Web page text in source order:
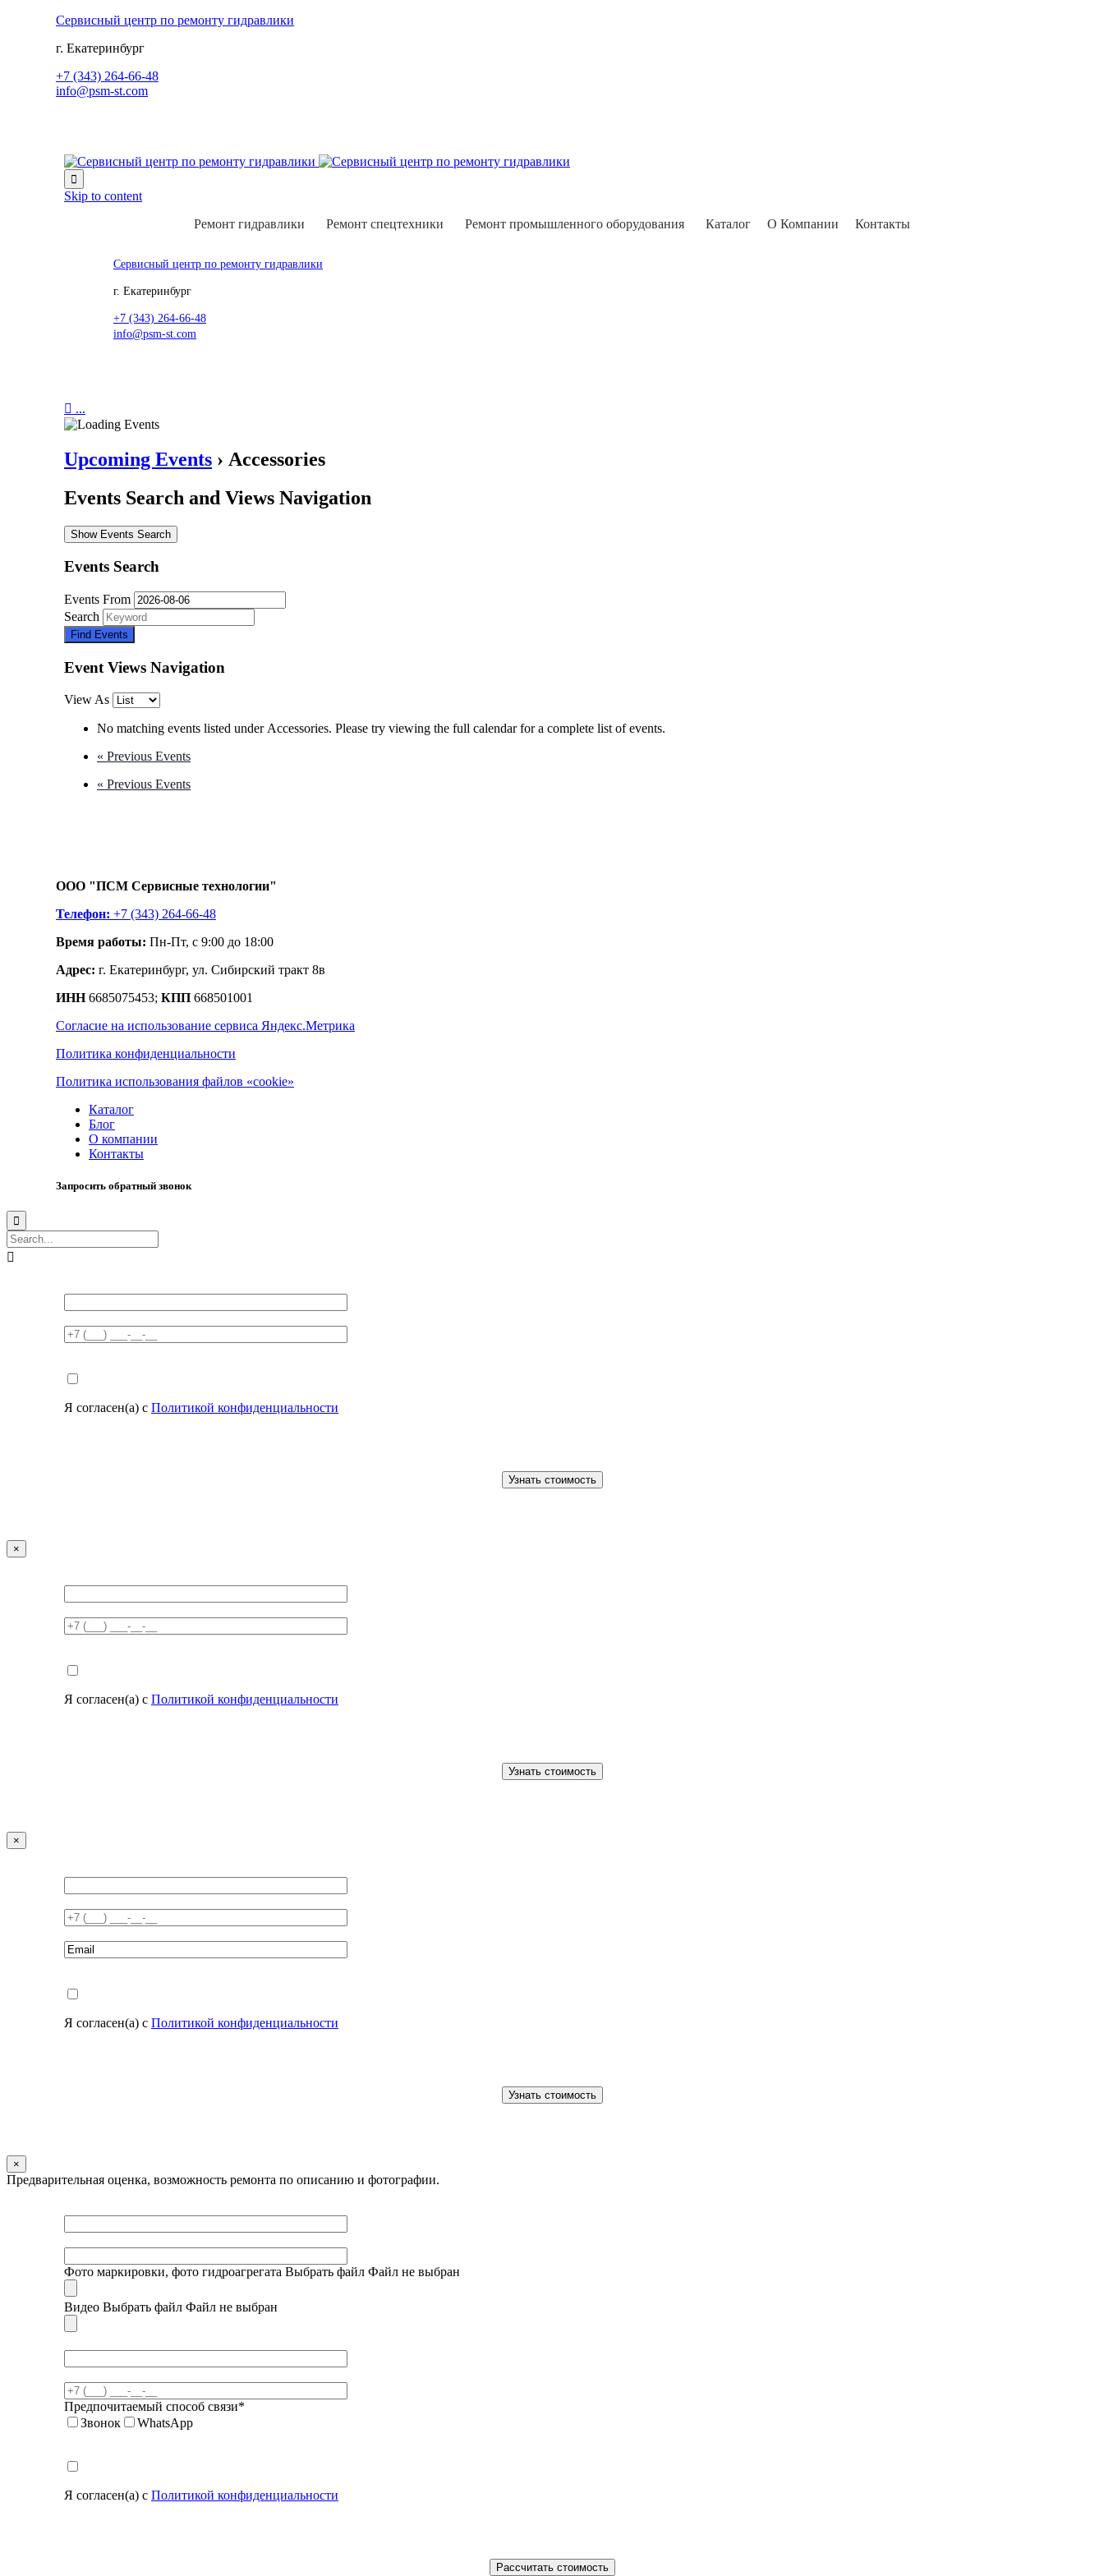
Сервисный центр по ремонту гидравлики
г. Екатеринбург
+7 (343) 264-66-48
info@psm-st.com

Skip to content
Ремонт гидравлики
Ремонт спецтехники Ремонт промышленного оборудования Каталог О Компании Контакты
Сервисный центр по ремонту гидравлики
г. Екатеринбург
+7 (343) 264-66-48
info@psm-st.com
 ...
Upcoming Events › Аccessories
Events Search and Views Navigation
Show Events Search
Events Search
Events From
Search
Event Views Navigation
View As
No matching events listed under Аccessories. Please try viewing the full calendar for a complete list of events.
« Previous Events
« Previous Events
ООО "ПСМ Сервисные технологии"
Телефон: +7 (343) 264-66-48
Время работы: Пн-Пт, с 9:00 до 18:00
Адрес: г. Екатеринбург, ул. Сибирский тракт 8в
ИНН6685075453; КПП 668501001
Согласие на использование сервиса Яндекс.Метрика
Политика конфиденциальности
Политика использования файлов «cookie»
Каталог
Блог
О компании
Контакты
Запросить обратный звонок


Я согласен(а) с Политикой конфиденциальности
×
Я согласен(а) с Политикой конфиденциальности
×
Я согласен(а) с Политикой конфиденциальности
×
Предварительная оценка, возможность ремонта по описанию и фотографии.
Фото маркировки, фото гидроагрегата Выбрать файл Файл не выбран
Видео Выбрать файл Файл не выбран
Предпочитаемый способ связи*
Звонок
WhatsApp
Я согласен(а) с Политикой конфиденциальности